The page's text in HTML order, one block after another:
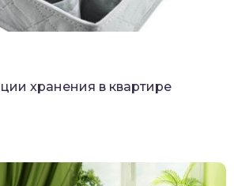
хранения в квартире